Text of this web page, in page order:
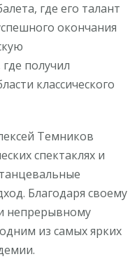
где его талант
окончания
получил
классического
Темников
спектаклях и
Благодаря своему
непрерывному
из самых ярких